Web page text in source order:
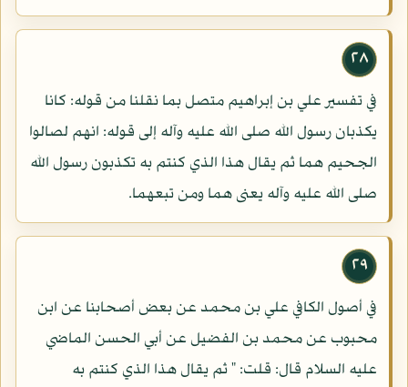
٢٨
في تفسير علي بن إبراهيم متصل بما نقلنا من قوله: كانا
يكذبان رسول الله صلى الله عليه وآله إلى قوله: انهم لصالوا
الجحيم هما ثم يقال هذا الذي كنتم به تكذبون رسول الله
صلى الله عليه وآله يعنى هما ومن تبعهما.
٢٩
في أصول الكافي علي بن محمد عن بعض أصحابنا عن ابن
محبوب عن محمد بن الفضيل عن أبي الحسن الماضي
عليه السلام قال: قلت: " ثم يقال هذا الذي كنتم به